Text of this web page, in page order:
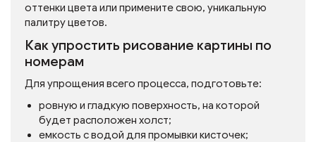
оттенки цвета или примените свою, уникальную
палитру цветов.
Как упростить рисование картины по
номерам
Для упрощения всего процесса, подготовьте:
ровную и гладкую поверхность, на которой
будет расположен холст;
емкость с водой для промывки кисточек;